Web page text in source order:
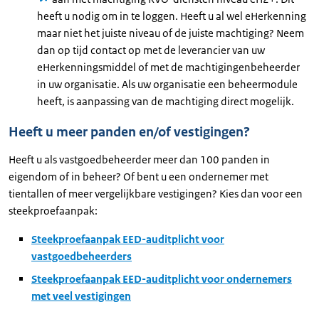
heeft u nodig om in te loggen. Heeft u al wel eHerkenning
maar niet het juiste niveau of de juiste machtiging? Neem
dan op tijd contact op met de leverancier van uw
eHerkenningsmiddel of met de machtigingenbeheerder
in uw organisatie. Als uw organisatie een beheermodule
heeft, is aanpassing van de machtiging direct mogelijk.
Heeft u meer panden en/of vestigingen?
Heeft u als vastgoedbeheerder meer dan 100 panden in
eigendom of in beheer? Of bent u een ondernemer met
tientallen of meer vergelijkbare vestigingen? Kies dan voor een
steekproefaanpak:
Steekproefaanpak EED-auditplicht voor
vastgoedbeheerders
Steekproefaanpak EED-auditplicht voor ondernemers
met veel vestigingen